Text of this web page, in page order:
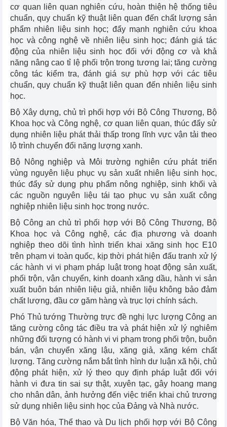
cơ quan liên quan nghiên cứu, hoàn thiện hệ thống tiêu
chuẩn, quy chuẩn kỹ thuật liên quan đến chất lượng sản
phẩm nhiên liệu sinh học; đẩy mạnh nghiên cứu khoa
học và công nghệ về nhiên liệu sinh học; đánh giá tác
động của nhiên liệu sinh học đối với động cơ và khả
năng nâng cao tỉ lệ phối trộn trong tương lai; tăng cường
công tác kiểm tra, đánh giá sự phù hợp với các tiêu
chuẩn, quy chuẩn kỹ thuật liên quan đến nhiên liệu sinh
học.
Bộ Xây dựng, chủ trì phối hợp với Bộ Công Thương, Bộ
Khoa học và Công nghệ, cơ quan liên quan, thúc đẩy sử
dụng nhiên liệu phát thải thấp trong lĩnh vực vận tải theo
lộ trình chuyển đổi năng lượng xanh.
Bộ Nông nghiệp và Môi trường nghiên cứu phát triển
vùng nguyên liệu phục vụ sản xuất nhiên liệu sinh học,
thúc đẩy sử dụng phụ phẩm nông nghiệp, sinh khối và
các nguồn nguyên liệu tái tạo phục vụ sản xuất công
nghiệp nhiên liệu sinh học trong nước.
Bộ Công an chủ trì phối hợp với Bộ Công Thương, Bộ
Khoa học và Công nghệ, các địa phương và doanh
nghiệp theo dõi tình hình triển khai xăng sinh học E10
trên phạm vi toàn quốc, kịp thời phát hiện đấu tranh xử lý
các hành vi vi phạm pháp luật trong hoạt động sản xuất,
phối trộn, vận chuyển, kinh doanh xăng dầu, hành vi sản
xuất buôn bán nhiên liệu giả, nhiên liệu không bảo đảm
chất lượng, đầu cơ găm hàng và trục lợi chính sách.
Phó Thủ tướng Thường trực đề nghị lực lượng Công an
tăng cường công tác điều tra và phát hiện xử lý nghiêm
những đối tượng có hành vi vi phạm trong phối trộn, buôn
bán, vận chuyển xăng lậu, xăng giả, xăng kém chất
lượng. Tăng cường nắm bắt tình hình dư luận xã hội, chủ
động phát hiện, xử lý theo quy định pháp luật đối với
hành vi đưa tin sai sự thật, xuyên tạc, gây hoang mang
cho nhân dân, ảnh hưởng đến việc triển khai chủ trương
sử dụng nhiên liệu sinh học của Đảng và Nhà nước.
Bộ Văn hóa, Thể thao và Du lịch phối hợp với Bộ Công